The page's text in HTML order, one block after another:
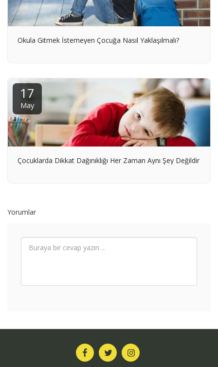
Okula Gitmek İstemeyen Çocuğa Nasıl Yaklaşılmalı?
17
May
Çocuklarda Dikkat Dağınıklığı Her Zaman Aynı Şey Değildir
Yorumlar